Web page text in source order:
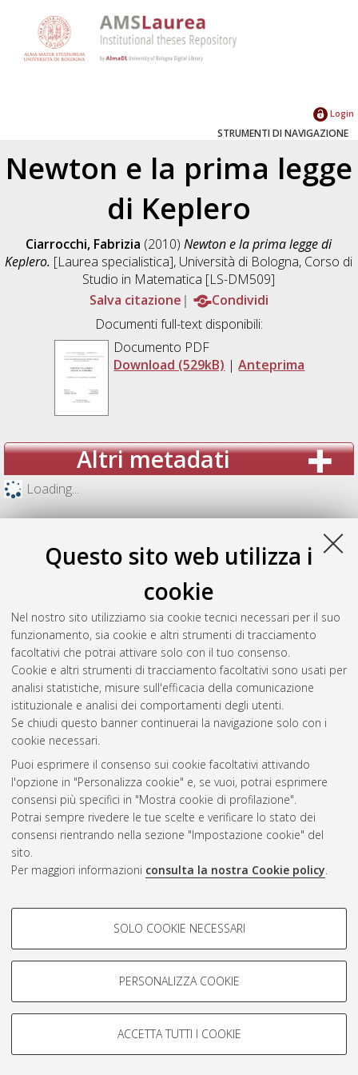
Questo sito web utilizza i
cookie
Nel nostro sito utilizziamo sia cookie tecnici necessari per il suo
funzionamento, sia cookie e altri strumenti di tracciamento
facoltativi che potrai attivare solo con il tuo consenso.
Cookie e altri strumenti di tracciamento facoltativi sono usati per
analisi statistiche, misure sull'efficacia della comunicazione
istituzionale e analisi dei comportamenti degli utenti.
Se chiudi questo banner continuerai la navigazione solo con i
cookie necessari.
Puoi esprimere il consenso sui cookie facoltativi attivando
l'opzione in "Personalizza cookie" e, se vuoi, potrai esprimere
consensi più specifici in "Mostra cookie di profilazione".
Potrai sempre rivedere le tue scelte e verificare lo stato dei
consensi rientrando nella sezione "Impostazione cookie" del
sito.
Per maggiori informazioni consulta la nostra Cookie policy.
COOKIE DI PROFILAZIONE -
Si tratta di cookie utilizzati per analizzare le caratteristiche della
navigazione degli utenti, creare profili in base al loro comportamento
Mostra cookie di profilazione
COOKIE TECNICI - NECESSARI
SOLO COOKIE NECESSARI
PERSONALIZZA COOKIE
ACCETTA TUTTI I COOKIE
Login
STRUMENTI DI NAVIGAZIONE
Newton e la prima legge
di Keplero
Ciarrocchi, Fabrizia (2010)Newton e la prima legge di
Keplero. [Laurea specialistica], Università di Bologna, Corso di
Studio in Matematica [LS-DM509]
Salva citazione
Condividi
Documenti full-text disponibili:
Documento PDF
Download (529kB) |Anteprima
Altri metadati
Loading...
Gestione del documento:
Atom
Rss 1.0
Rss 2.0
AMS Laurea
Impostazioni Cookie
Informativa sulla privacy
Condizioni d’uso del sito